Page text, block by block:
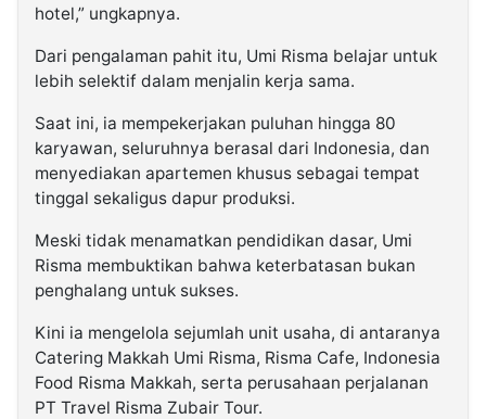
hotel,” ungkapnya.
Dari pengalaman pahit itu, Umi Risma belajar untuk
lebih selektif dalam menjalin kerja sama.
Saat ini, ia mempekerjakan puluhan hingga 80
karyawan, seluruhnya berasal dari Indonesia, dan
menyediakan apartemen khusus sebagai tempat
tinggal sekaligus dapur produksi.
Meski tidak menamatkan pendidikan dasar, Umi
Risma membuktikan bahwa keterbatasan bukan
penghalang untuk sukses.
Kini ia mengelola sejumlah unit usaha, di antaranya
Catering Makkah Umi Risma, Risma Cafe, Indonesia
Food Risma Makkah, serta perusahaan perjalanan
PT Travel Risma Zubair Tour.